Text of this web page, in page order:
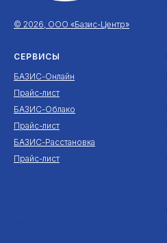
© 2026, ООО «Базис-Центр»
СЕРВИСЫ
БАЗИС-Онлайн
Прайс-лист
БАЗИС-Облако
Прайс-лист
БАЗИС-Расстановка
Прайс-лист